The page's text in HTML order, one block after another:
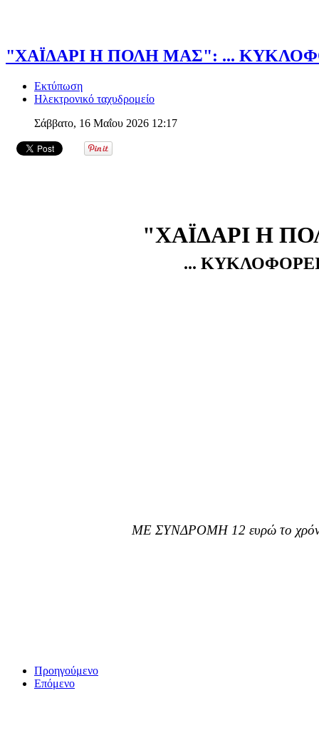
"ΧΑΪΔΑΡΙ Η ΠΟΛΗ ΜΑΣ": ...
Εκτύπωση
Ηλεκτρονικό ταχυδρομείο
Σάββατο, 16 Μαΐου 2026 12:17
"ΧΑΪΔΑΡΙ Η
...
ΜΕ ΣΥΝΔΡΟΜΗ 12 ευρώ το
Προηγούμενο
Επόμενο